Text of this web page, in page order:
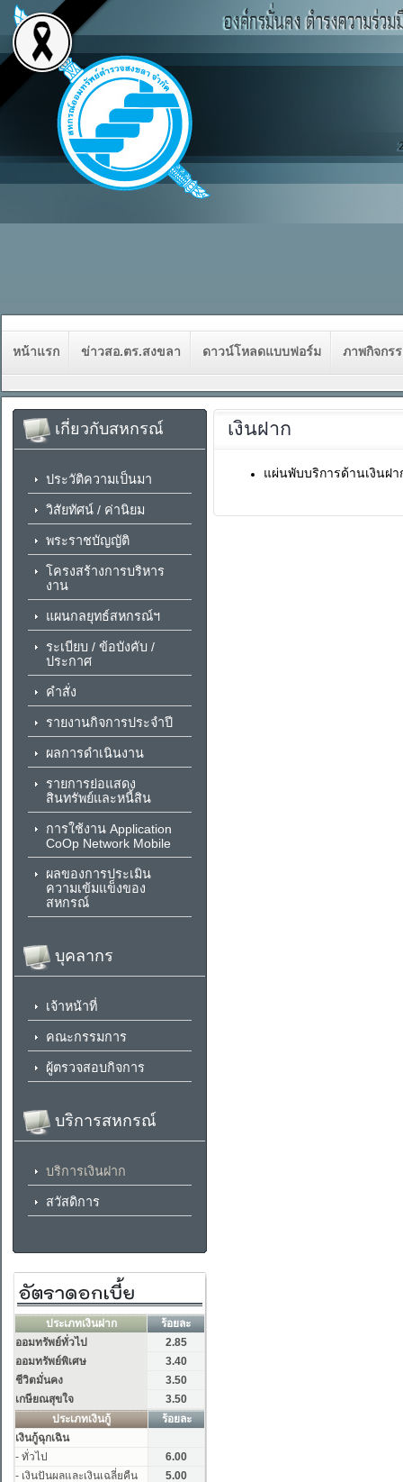
หน้าแรก ข่าวสอ.ตร.สงขลา ดาวน์โหลดแบบฟอร์ม ภาพกิจกร
เงินฝาก
แผ่นพับบริการด้านเงินฝ
เกี่ยวกับสหกรณ์
ประวัติความเป็นมา
วิสัยทัศน์ / ค่านิยม
พระราชบัญญัติ
โครงสร้างการบริหาร
งาน
แผนกลยุทธ์สหกรณ์ฯ
ระเบียบ / ข้อบังคับ /
ประกาศ
คำสั่ง
รายงานกิจการประจำปี
ผลการดำเนินงาน
รายการย่อแสดง
สินทรัพย์และหนี้สิน
การใช้งาน Application
CoOp Network Mobile
ผลของการประเมิน
ความเข้มแข็งของ
สหกรณ์
บุคลากร
เจ้าหน้าที่
คณะกรรมการ
ผู้ตรวจสอบกิจการ
บริการสหกรณ์
บริการเงินฝาก
สวัสดิการ